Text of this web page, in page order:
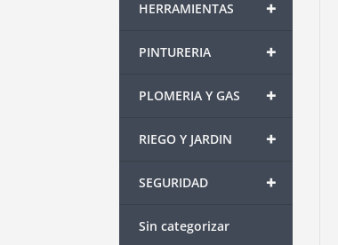
+
HERRAMIENTAS
+
PINTURERIA
+
PLOMERIA Y GAS
+
RIEGO Y JARDIN
+
SEGURIDAD
Sin categorizar